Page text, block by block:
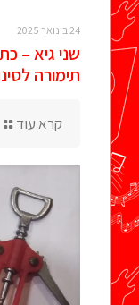
24 בינואר 2025
שני גיא –
תימורה
קרא עוד